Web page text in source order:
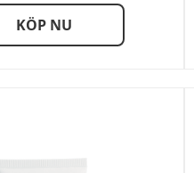
till
KÖP NU